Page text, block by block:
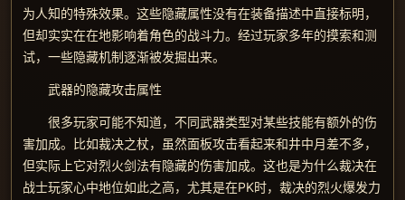
为人知的特殊效果。这些隐藏属性没有在装备描述中直接标明，
但却实实在在地影响着角色的战斗力。经过玩家多年的摸索和测
试，一些隐藏机制逐渐被发掘出来。
武器的隐藏攻击属性
很多玩家可能不知道，不同武器类型对某些技能有额外的伤
害加成。比如裁决之杖，虽然面板攻击看起来和井中月差不多，
但实际上它对烈火剑法有隐藏的伤害加成。这也是为什么裁决在
战士玩家心中地位如此之高，尤其是在PK时，裁决的烈火爆发力